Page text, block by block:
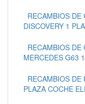
RECAMBIOS DE
DISCOVERY 1
RECAMBIOS DE
MERCEDES G63
RECAMBIOS DE
PLAZA COCHE